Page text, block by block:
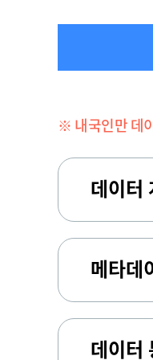
※ 내국인만 데
데이터
메타데
데이터